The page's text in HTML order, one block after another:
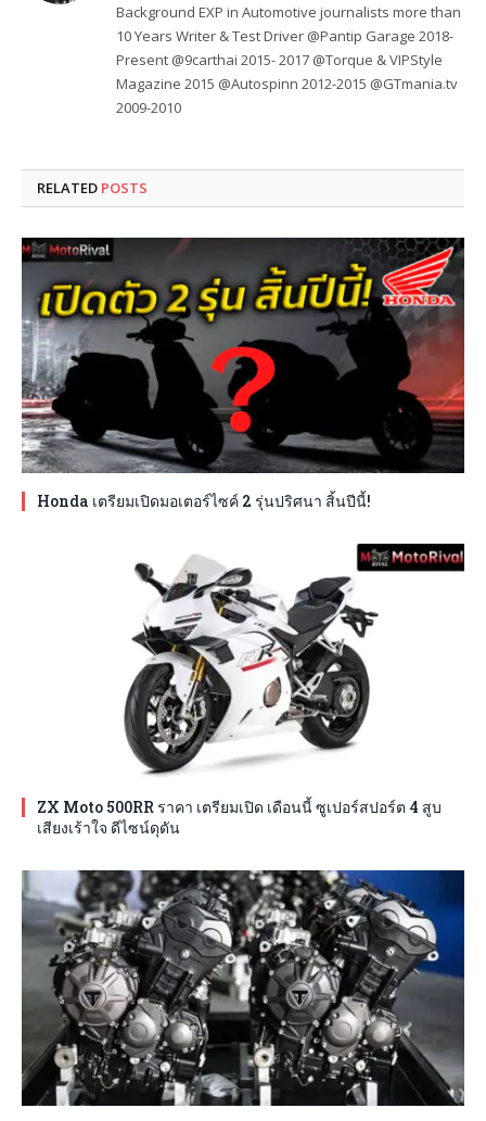
Background EXP in Automotive journalists more than
10 Years Writer & Test Driver @Pantip Garage 2018-
Present @9carthai 2015- 2017 @Torque & VIPStyle
Magazine 2015 @Autospinn 2012-2015 @GTmania.tv
2009-2010
RELATED POSTS
Honda เตรียมเปิดมอเตอร์ไซค์ 2 รุ่นปริศนา สิ้นปีนี้!
ZX Moto 500RR ราคา เตรียมเปิด เดือนนี้ ซูเปอร์สปอร์ต 4 สูบ
เสียงเร้าใจ ดีไซน์ดุดัน